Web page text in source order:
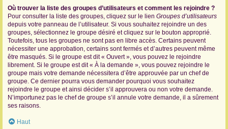
Où trouver la liste des groupes d’utilisateurs et comment les rejoindre ?
Pour consulter la liste des groupes, cliquez sur le lien Groupes d’utilisateurs
depuis votre panneau de l’utilisateur. Si vous souhaitez rejoindre un des
groupes, sélectionnez le groupe désiré et cliquez sur le bouton approprié.
Toutefois, tous les groupes ne sont pas en libre accès. Certains peuvent
nécessiter une approbation, certains sont fermés et d’autres peuvent même
être masqués. Si le groupe est dit « Ouvert », vous pouvez le rejoindre
librement. Si le groupe est dit « À la demande », vous pouvez rejoindre le
groupe mais votre demande nécessitera d’être approuvée par un chef de
groupe. Ce dernier pourra vous demander pourquoi vous souhaitez
rejoindre le groupe et ainsi décider s’il approuvera ou non votre demande.
N’importunez pas le chef de groupe s’il annule votre demande, il a sûrement
ses raisons.
Haut